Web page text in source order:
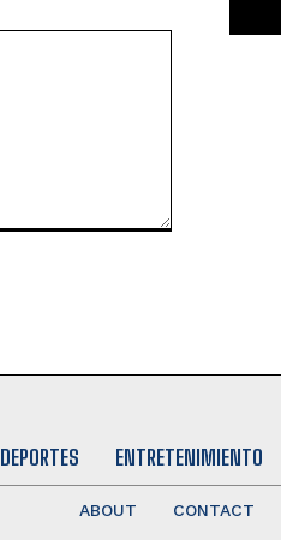
DEPORTES ENTRETENIMIENTO
ABOUT CONTACT